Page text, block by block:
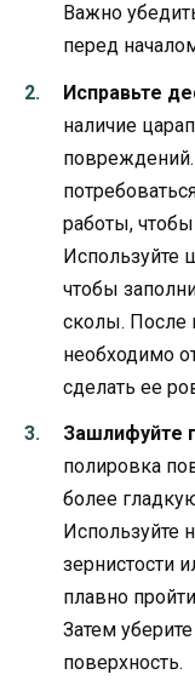
Важно
перед
Исправьте
наличие
повреждений.
работы,
Используйте
чтобы
сколы. После
необходимо
сделать ее
Зашлифуйте
полировка
более
Используйте
зернистости
плавно
Затем
поверхность.